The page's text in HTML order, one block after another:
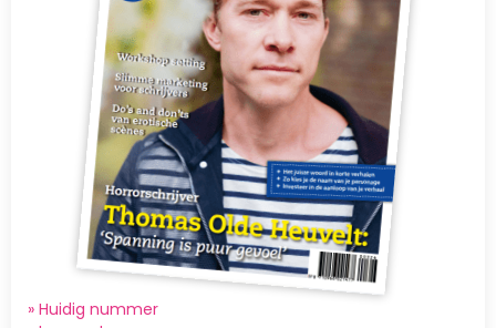
» Huidig nummer